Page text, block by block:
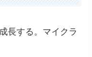
長する。マイクラ